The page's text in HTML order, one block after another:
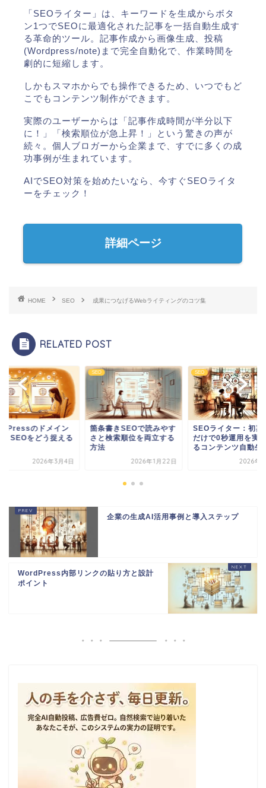
「SEOライター」は、キーワードを生成からボタ
ン1つでSEOに最適化された記事を一括自動生成す
る革命的ツール。記事作成から画像生成、投稿
(Wordpress/note)まで完全自動化で、作業時間を
劇的に短縮します。
しかもスマホからでも操作できるため、いつでもど
こでもコンテンツ制作ができます。
実際のユーザーからは「記事作成時間が半分以下
に！」「検索順位が急上昇！」という驚きの声が
続々。個人ブロガーから企業まで、すでに多くの成
功事例が生まれています。
AIでSEO対策を始めたいなら、今すぐSEOライタ
ーをチェック！
詳細ページ
HOME SEO 成果につなげるWebライティングのコツ集
RELATED POST
書きSEOで読みやす
検索順位を両立する
2026年1月22日
SEO
SEOライター：初期設定
だけで0秒運用を実現す
るコンテンツ自動生成...
2026年1月1日
SEO
WordPressのドメ
変更とSEOをどう捉
か
2026年3
企業の生成AI活用事例と導入ステップ
WordPress内部リンクの貼り方と設計
ポイント